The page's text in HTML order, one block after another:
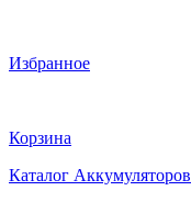
Избранное
Корзина
Каталог Аккумуляторов